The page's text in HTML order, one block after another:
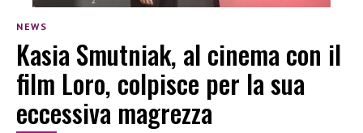
NEWS
Kasia Smutniak, al cinema con il
film Loro, colpisce per la sua
eccessiva magrezza